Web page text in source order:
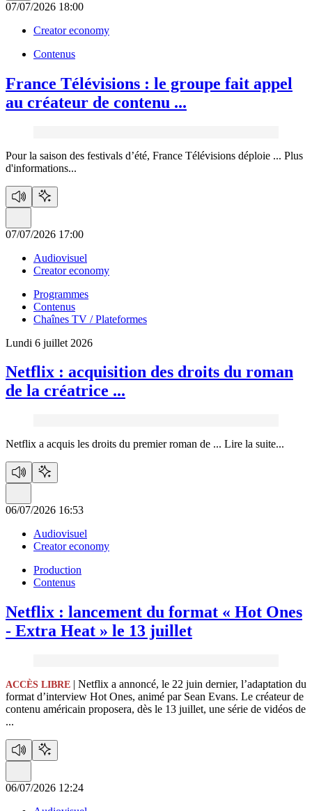
07/07/2026 18:00
Creator economy
Contenus
France Télévisions : le groupe fait appel
au créateur de contenu ...
Pour la saison des festivals d’été, France Télévisions déploie ... Plus
d'informations...
07/07/2026 17:00
Audiovisuel
Creator economy
Programmes
Contenus
Chaînes TV / Plateformes
Lundi 6 juillet 2026
Netflix : acquisition des droits du roman
de la créatrice ...
Netflix a acquis les droits du premier roman de ... Lire la suite...
06/07/2026 16:53
Audiovisuel
Creator economy
Production
Contenus
Netflix : lancement du format « Hot Ones
- Extra Heat » le 13 juillet
ACCÈS LIBRE | Netflix a annoncé, le 22 juin dernier, l’adaptation du
format d’interview Hot Ones, animé par Sean Evans. Le créateur de
contenu américain proposera, dès le 13 juillet, une série de vidéos de
...
06/07/2026 12:24